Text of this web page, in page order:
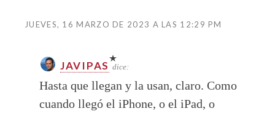
JUEVES, 16 MARZO DE 2023 A LAS 12:29 PM
JAVIPAS dice:
Hasta que llegan y la usan, claro. Como
cuando llegó el iPhone, o el iPad, o